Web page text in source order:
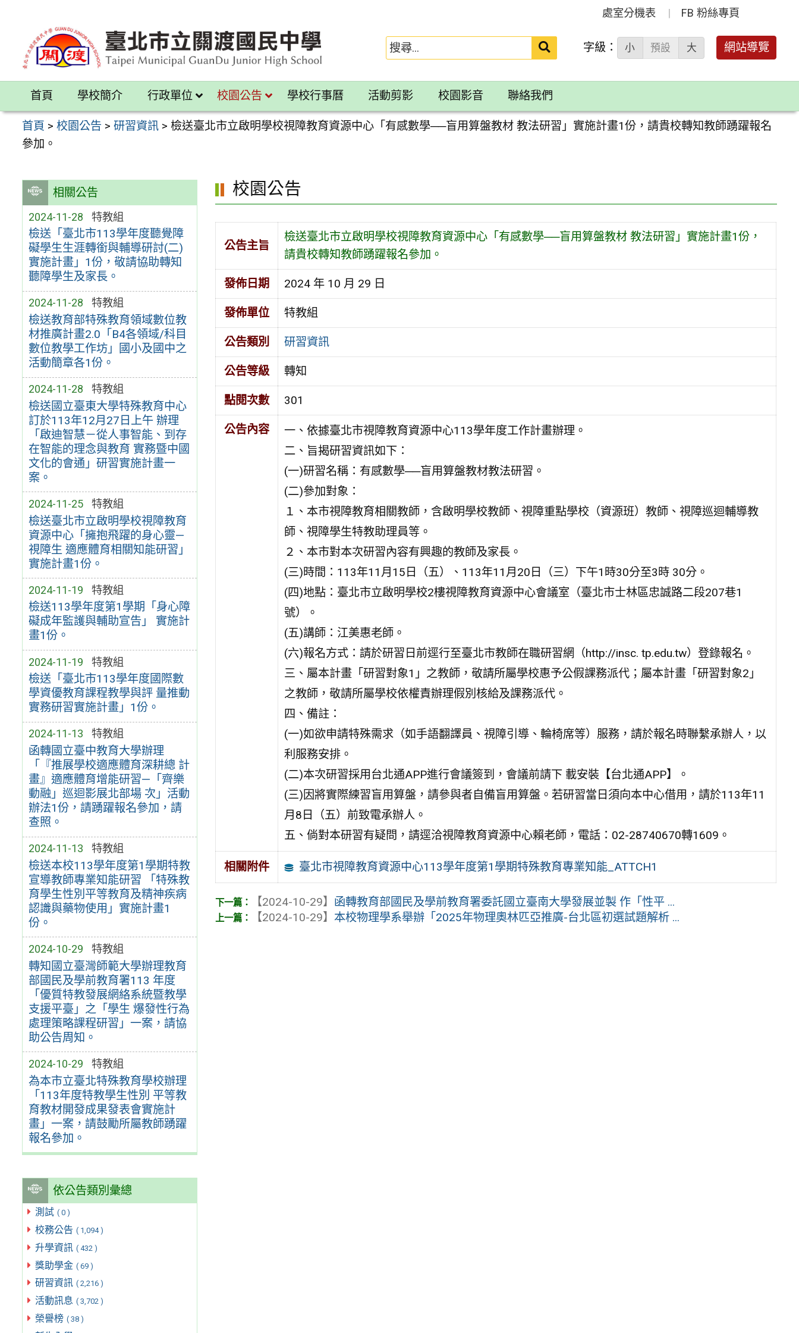
內
區
處室分機表 FB 粉絲專頁
送出 字級： 小 預設 大 網站導覽
首頁 學校簡介 行政單位 校園公告 學校行事曆 活動剪影 校園影音 聯絡我們
首頁 >校園公告 >研習資訊 >檢送臺北市立啟明學校視障教育資源中心「有感數學──盲用算盤教材 教法研習」實施計畫1份，請貴校轉知教師踴躍報名
參加。
相關公告
2024-11-28 特教組
檢送「臺北市113學年度聽覺障
礙學生生涯轉銜與輔導研討(二)
實施計畫」1份，敬請協助轉知
聽障學生及家長。
2024-11-28 特教組
檢送教育部特殊教育領域數位教
材推廣計畫2.0「B4各領域/科目
數位教學工作坊」國小及國中之
活動簡章各1份。
2024-11-28 特教組
檢送國立臺東大學特殊教育中心
訂於113年12月27日上午 辦理
「啟迪智慧－從人事智能、到存
在智能的理念與教育 實務暨中國
文化的會通」研習實施計畫一
案。
2024-11-25 特教組
檢送臺北市立啟明學校視障教育
資源中心「擁抱飛躍的身心靈—
視障生 適應體育相關知能研習」
實施計畫1份。
2024-11-19 特教組
檢送113學年度第1學期「身心障
礙成年監護與輔助宣告」 實施計
畫1份。
2024-11-19 特教組
檢送「臺北市113學年度國際數
學資優教育課程教學與評 量推動
實務研習實施計畫」1份。
2024-11-13 特教組
函轉國立臺中教育大學辦理
「『推展學校適應體育深耕總 計
畫』適應體育增能研習—「齊樂
動融」巡迴影展北部場 次」活動
辦法1份，請踴躍報名參加，請
查照。
2024-11-13 特教組
檢送本校113學年度第1學期特教
宣導教師專業知能研習 「特殊教
育學生性別平等教育及精神疾病
認識與藥物使用」實施計畫1
份。
2024-10-29 特教組
轉知國立臺灣師範大學辦理教育
部國民及學前教育署113 年度
「優質特教發展網絡系統暨教學
支援平臺」之「學生 爆發性行為
處理策略課程研習」一案，請協
助公告周知。
2024-10-29 特教組
為本市立臺北特殊教育學校辦理
「113年度特教學生性別 平等教
育教材開發成果發表會實施計
畫」一案，請鼓勵所屬教師踴躍
報名參加。
依公告類別彙總
測試 ( 0 )
校務公告 ( 1,094 )
升學資訊 ( 432 )
獎助學金 ( 69 )
研習資訊 ( 2,216 )
活動訊息 ( 3,702 )
榮譽榜 ( 38 )
校園公告
公告主旨
檢送臺北市立啟明學校視障教育資源中心「有感數學──盲用算盤教材 教法研習」實施計畫1份，
請貴校轉知教師踴躍報名參加。
發佈日期 2024 年 10 月 29 日
發佈單位 特教組
公告類別 研習資訊
公告等級 轉知
點閱次數 301
公告內容
一、依據臺北市視障教育資源中心113學年度工作計畫辦理。
二、旨揭研習資訊如下：
(一)研習名稱：有感數學──盲用算盤教材教法研習。
(二)參加對象：
１、本市視障教育相關教師，含啟明學校教師、視障重點學校（資源班）教師、視障巡迴輔導教
師、視障學生特教助理員等。
２、本市對本次研習內容有興趣的教師及家長。
(三)時間：113年11月15日（五）、113年11月20日（三）下午1時30分至3時 30分。
(四)地點：臺北市立啟明學校2樓視障教育資源中心會議室（臺北市士林區忠誠路二段207巷1
號）。
(五)講師：江美惠老師。
(六)報名方式：請於研習日前逕行至臺北市教師在職研習網（http://insc. tp.edu.tw）登錄報名。
三、屬本計畫「研習對象1」之教師，敬請所屬學校惠予公假課務派代；屬本計畫「研習對象2」
之教師，敬請所屬學校依權責辦理假別核給及課務派代。
四、備註：
(一)如欲申請特殊需求（如手語翻譯員、視障引導、輪椅席等）服務，請於報名時聯繫承辦人，以
利服務安排。
(二)本次研習採用台北通APP進行會議簽到，會議前請下 載安裝【台北通APP】。
(三)因將實際練習盲用算盤，請參與者自備盲用算盤。若研習當日須向本中心借用，請於113年11
月8日（五）前致電承辦人。
五、倘對本研習有疑問，請逕洽視障教育資源中心賴老師，電話：02-28740670轉1609。
相關附件 臺北市視障教育資源中心113學年度第1學期特殊教育專業知能_ATTCH1
【2024-10-29】 函轉教育部國民及學前教育署委託國立臺南大學發展並製 作「性平 ...
【2024-10-29】 本校物理學系舉辦「2025年物理奧林匹亞推廣-台北區初選試題解析 ...